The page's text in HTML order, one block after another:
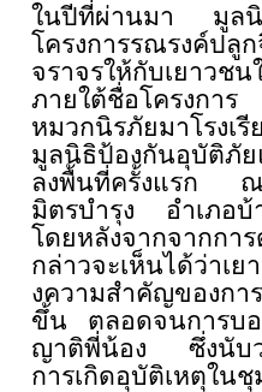
ในปีที่ผ่านมา มูลนิธิ
โครงการรณรงค์ปลู
จราจรให้กับเยาวชน
ภายใต้ชื่อโครงการ
หมวกนิรภัยมาโรงเ
มูลนิธิป้องกันอุบัติภัย
ลงพื้นที่ครั้งแรก ณ
มิตรบำรุง อำเภอ
โดยหลังจากจากการ
กล่าวจะเห็นได้ว่าเย
งความสำคัญของกา
ขึ้น ตลอดจนการบอ
ญาติพี่น้อง ซึ่งนับว่
การเกิดอุบัติเหตุใน